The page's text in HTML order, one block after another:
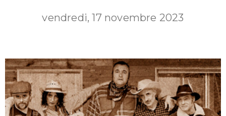
vendredi, 17 novembre 2023